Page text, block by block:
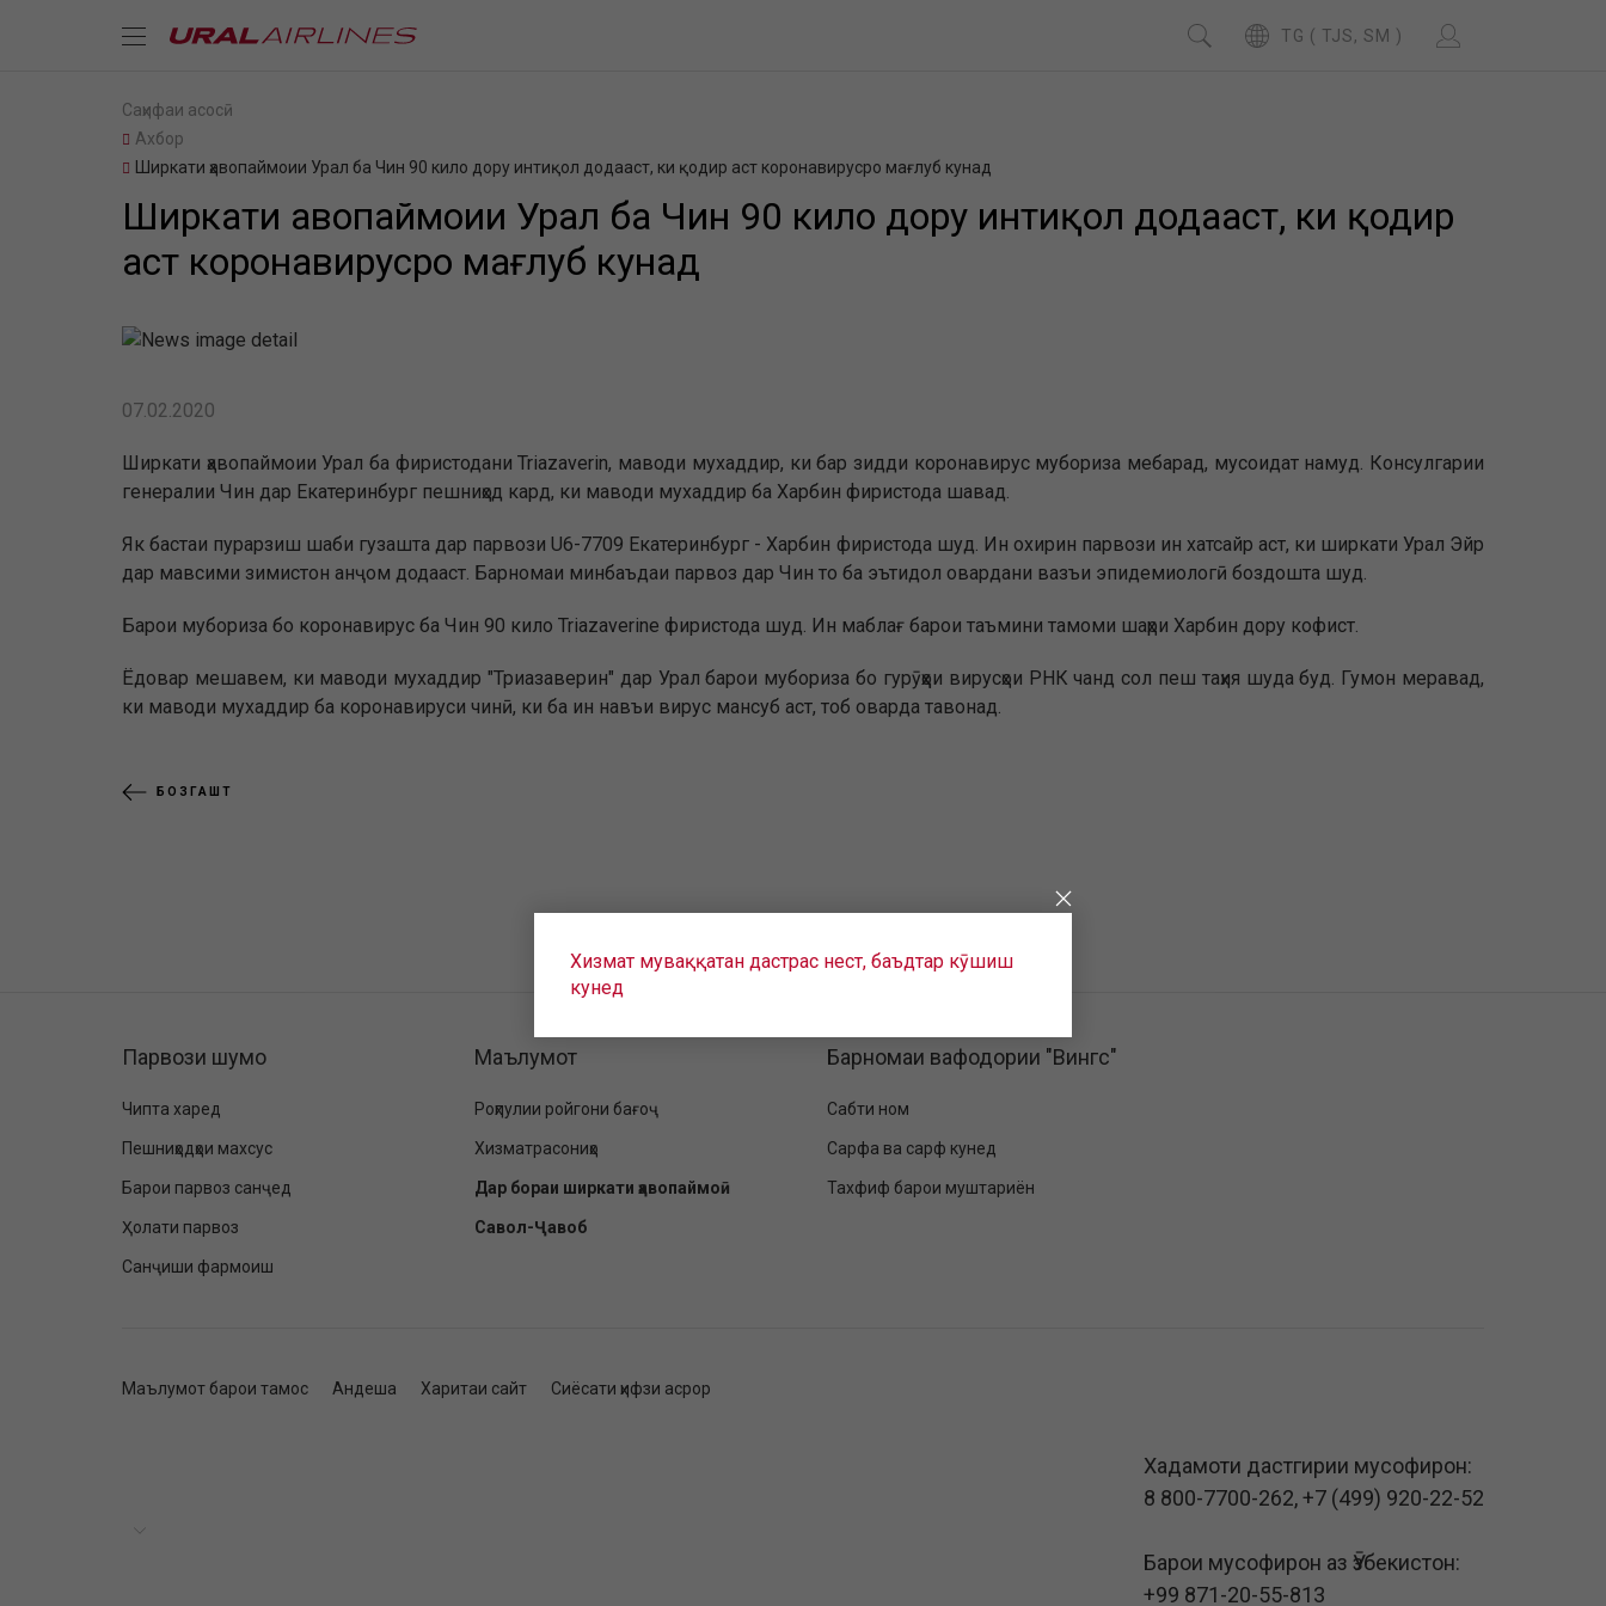
TG ( TJS, SM )
Саҳифаи асосӣ
Ахбор
Ширкати ҳавопаймоии Урал ба Чин 90 кило дору интиқол додааст, ки қодир аст коронавирусро мағлуб кунад
Ширкати ҳавопаймоии Урал ба Чин 90 кило дору интиқол додааст, ки қодир
аст коронавирусро мағлуб кунад
07.02.2020
Ширкати ҳавопаймоии Урал ба фиристодани Triazaverin, маводи мухаддир, ки бар зидди коронавирус мубориза мебарад, мусоидат намуд. Консулгарии
генералии Чин дар Екатеринбург пешниҳод кард, ки маводи мухаддир ба Харбин фиристода шавад.
Як бастаи пурарзиш шаби гузашта дар парвози U6-7709 Екатеринбург - Харбин фиристода шуд. Ин охирин парвози ин хатсайр аст, ки ширкати Урал Эйр
дар мавсими зимистон анҷом додааст. Барномаи минбаъдаи парвоз дар Чин то ба эътидол овардани вазъи эпидемиологӣ боздошта шуд.
Барои мубориза бо коронавирус ба Чин 90 кило Triazaverine фиристода шуд. Ин маблағ барои таъмини тамоми шаҳри Харбин дору кофист.
Ёдовар мешавем, ки маводи мухаддир "Триазаверин" дар Урал барои мубориза бо гурӯҳҳои вирусҳои РНК чанд сол пеш таҳия шуда буд. Гумон меравад,
ки маводи мухаддир ба коронавируси чинӣ, ки ба ин навъи вирус мансуб аст, тоб оварда тавонад.
БОЗГАШТ
Хизмат муваққатан дастрас нест, баъдтар кӯшиш
кунед
Парвози шумо
Чипта харед
Пешниҳодҳои махсус
Барои парвоз санҷед
Ҳолати парвоз
Санҷиши фармоиш
Маълумот
Роҳпулии ройгони бағоҷ
Хизматрасониҳо
Дар бораи ширкати ҳавопаймоӣ
Савол-Ҷавоб
Барномаи вафодории "Вингс"
Сабти ном
Сарфа ва сарф кунед
Тахфиф барои муштариён
Маълумот барои тамос Андеша Харитаи сайт Сиёсати ҳифзи асрор
Хадамоти дастгирии мусофирон:
8 800-7700-262,+7 (499) 920-22-52
Барои мусофирон аз Ӯзбекистон:
+99 871-20-55-813